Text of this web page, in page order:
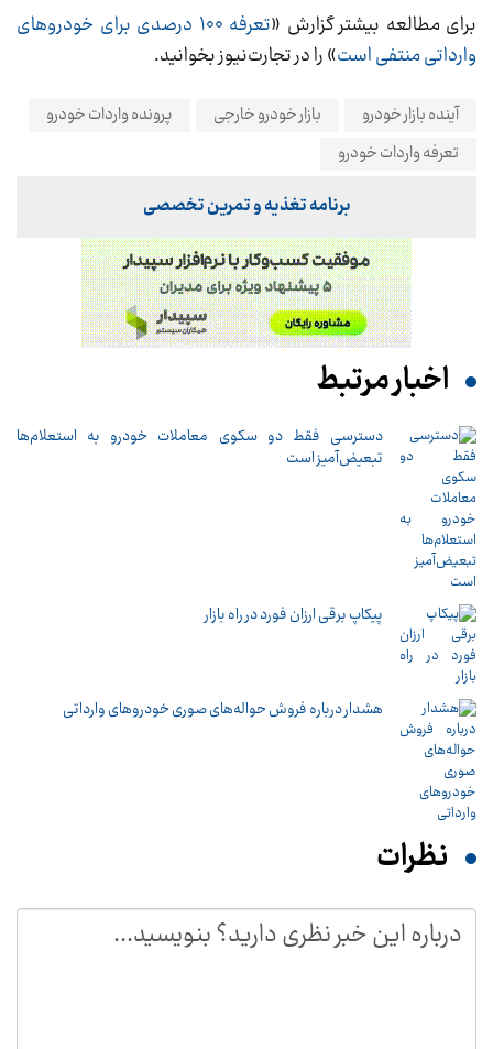
برای مطالعه بیشتر گزارش «
تعرفه ۱۰۰ درصدی برای خودروهای
وارداتی منتفی است» را در تجارت‌نیوز بخوانید.
آینده بازار خودرو بازار خودرو خارجی
پرونده واردات خودرو
تعرفه واردات خودرو
برنامه تغذیه و تمرین تخصصی
اخبار مرتبط
دسترسی فقط دو سکوی معاملات خودرو به استعلام‌ها
تبعیض‌آمیز است
پیکاپ برقی ارزان فورد در راه بازار
هشدار درباره فروش حواله‌های صوری خودروهای وارداتی
نظرات